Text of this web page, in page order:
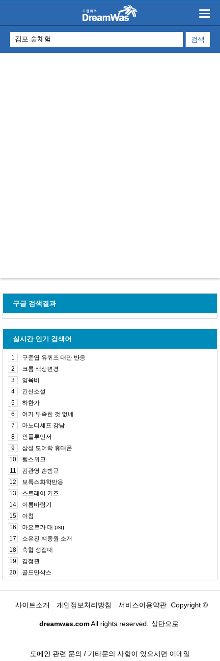
구글 검색결과
실시간 인기 검색어
1
구준엽 유퀴즈 대만 반응
2
크롬 색상변경
3
양육비
4
긴신소설
5
하한가
6
여기 부족한 것 없네
7
마노디셰프 강남
8
인플루언서
9
삼성 도어락 휴대폰
10
헬스위크
11
김관영 손범규
12
보톡스화학반응
13
스트레이 키즈
14
이름바람기
15
아침
16
마요르카 대 psg
17
소유진 백종원 소개
18
축협 성접대
19
김정관
20
골드만삭스
사이트소개 개인정보처리방침 서비스이용약관 Copyright ©
dreamwas.comAll rights reserved. 상단으로
도메인 관련 문의 / 기타문의 사항이 있으시면 이메일